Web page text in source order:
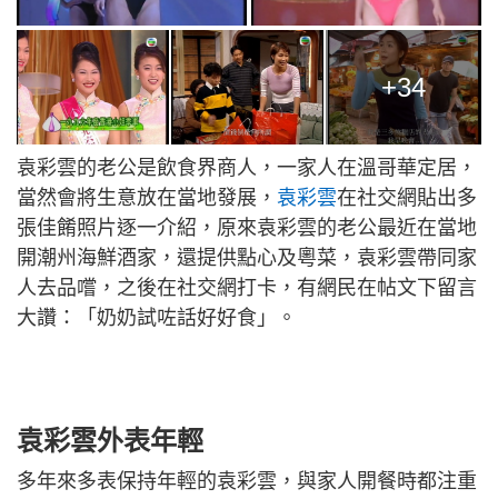
+34
​袁彩雲的老公是飲食界商人，一家人在溫哥華定居，
當然會將生意放在當地發展，​ 袁彩雲在社交網貼出多
張佳餚照片逐一介紹，原來​袁彩雲的老公最近在當地
開潮州海鮮酒家，還提供點心及粵菜，​袁彩雲帶同家
人去品嚐，之後在社交網打卡，有網民在帖文下留言
大讚：「奶奶試咗話好好食」。
​袁彩雲外表年輕
​多年來多表保持年輕的​袁彩雲，與家人開餐時都注重